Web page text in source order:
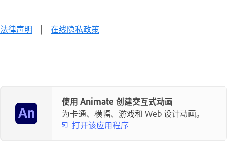
法律声明 | 在线隐私政策
使用 Animate 创建交互式动画
为卡通、横幅、游戏和 Web 设计动画。
打开该应用程序